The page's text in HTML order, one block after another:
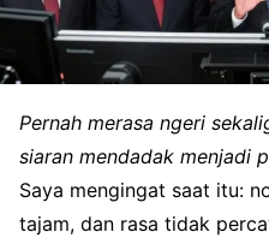
Pernah merasa ngeri
siaran mendadak menjadi
Saya mengingat saat itu:
tajam, dan rasa tidak